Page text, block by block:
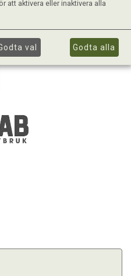
att aktivera eller inaktivera alla
val Godta alla